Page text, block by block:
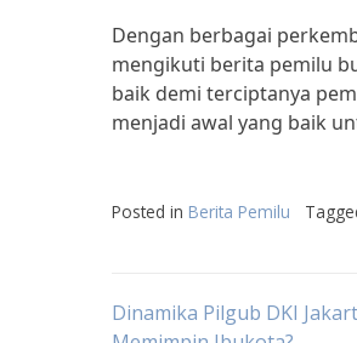
Dengan berbagai
mengikuti berita pemilu
baik demi terciptanya
menjadi awal yang baik
Posted in Berita Pemilu
Post
Dinamika Pilgub DKI